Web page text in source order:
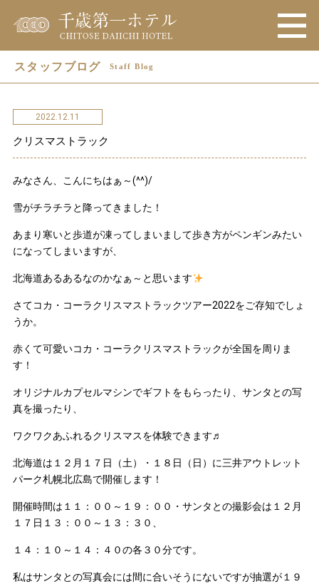
スタッフブログ Staff Blog
2022.12.11
クリスマストラック
みなさん、こんにちはぁ～(^^)/
雪がチラチラと降ってきました！
あまり寒いと歩道が凍ってしまいまして歩き方がペンギンみたい
になってしまいますが、
北海道あるあるなのかなぁ～と思います
さてコカ・コーラクリスマストラックツアー2022をご存知でしょ
うか。
赤くて可愛いコカ・コーラクリスマストラックが全国を周りま
す！
オリジナルカプセルマシンでギフトをもらったり、サンタとの写
真を撮ったり、
ワクワクあふれるクリスマスを体験できます♬
北海道は１２月１７日（土）・１８日（日）に三井アウトレット
パーク札幌北広島で開催します！
開催時間は１１：００～１９：００・サンタとの撮影会は１２月
１７日１３：００～１３：３０、
１４：１０～１４：４０の各３０分です。
私はサンタとの写真会には間に合いそうにないですが抽選が１９